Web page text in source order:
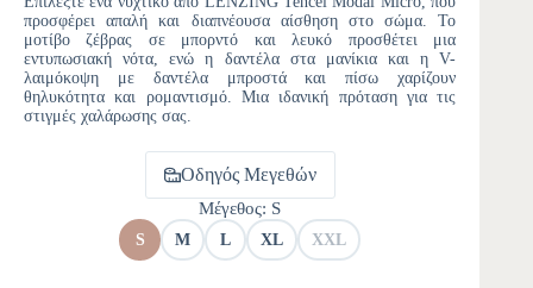
προσφέρει απαλή και διαπνέουσα αίσθηση στο σώμα. Το
μοτίβο ζέβρας σε μπορντό και λευκό προσθέτει μια
εντυπωσιακή νότα, ενώ η δαντέλα στα μανίκια και η V-
λαιμόκοψη με δαντέλα μπροστά και πίσω χαρίζουν
θηλυκότητα και ρομαντισμό. Μια ιδανική πρόταση για τις
στιγμές χαλάρωσης σας.
Οδηγός Μεγεθών
Μέγεθος: S
S M L XL XXL